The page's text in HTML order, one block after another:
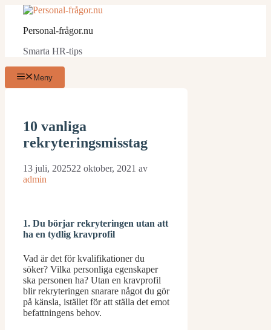
Hoppa
innehållPersonal-frågor.nu
Smarta HR-tips
Meny
10 vanliga
rekryteringsmisstag
13 juli, 202522 oktober, 2021 av
admin
1. Du börjar rekryteringen utan att
ha en tydlig kravprofil
Vad är det för kvalifikationer du
söker? Vilka personliga egenskaper
ska personen ha? Utan en kravprofil
blir rekryteringen snarare något du gör
på känsla, istället för att ställa det emot
befattningens behov.